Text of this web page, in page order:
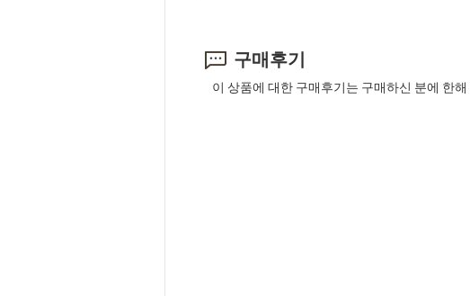
구매후기
이 상품에 대한 구매후기는 구매하신 분에 한해